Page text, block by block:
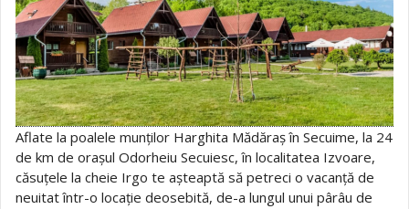
Aflate la poalele munților Harghita Mădăraș în Secuime, la 24
de km de orașul Odorheiu Secuiesc, în localitatea Izvoare,
căsuțele la cheie Irgo te așteaptă să petreci o vacanță de
neuitat într-o locație deosebită, de-a lungul unui pârâu de